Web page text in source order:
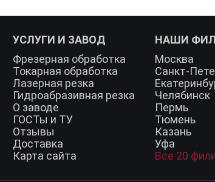
УСЛУГИ И ЗАВОД
Фрезерная обработка
Токарная обработка
Лазерная резка
Гидроабразивная резка
О заводе
ГОСТы и ТУ
Отзывы
Доставка
Карта сайта
НАШИ
Москва
Санкт-
Челябинск
Пермь
Тюмень
Казань
Уфа
Все 20